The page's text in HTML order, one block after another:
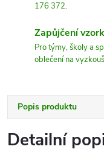
176 372.
Zapůjčení
Pro týmy, školy a
oblečení na
Popis produktu
Detailní